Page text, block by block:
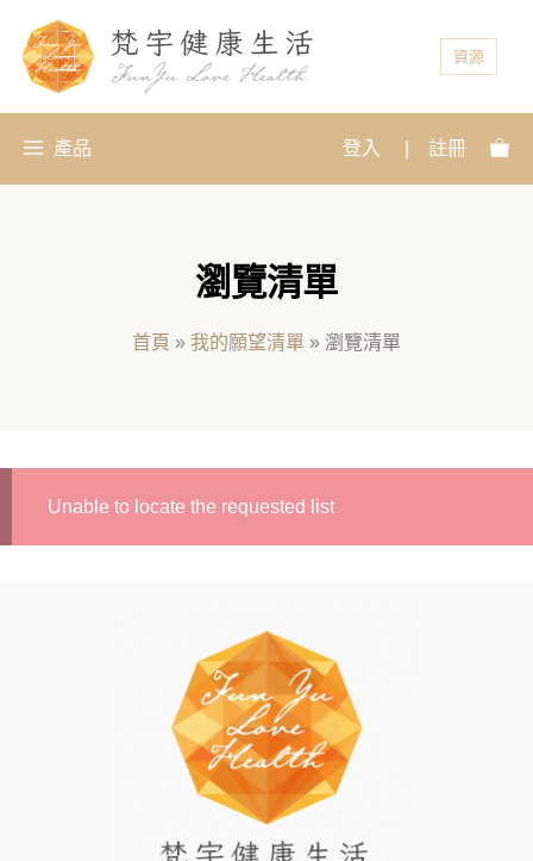
資源
產品 登入 註冊
瀏覽清單
首頁 » 我的願望清單 » 瀏覽清單
Unable to locate the requested list